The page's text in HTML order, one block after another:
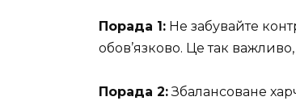
Порада 1: Не забувайте
обов’язково. Це так
Порада 2:Збалансоване